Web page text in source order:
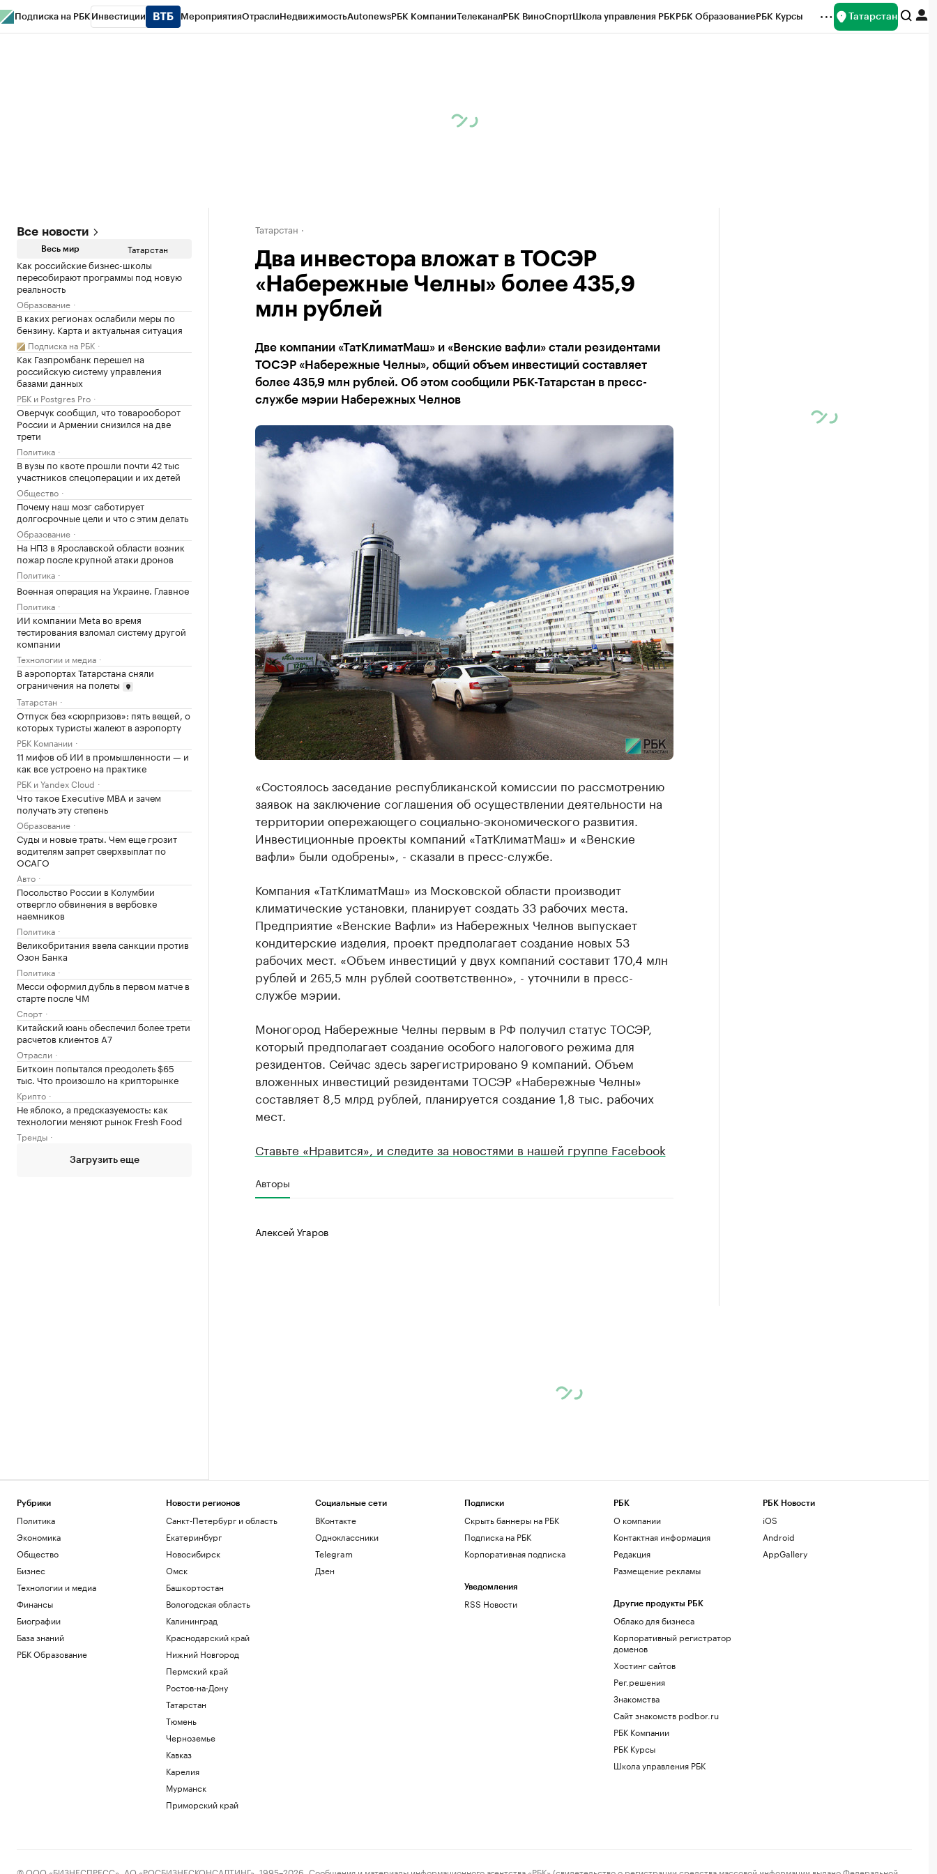
Подписка на РБК Инвестиции МероприятияОтраслиНедвижимостьAutonewsРБК КомпанииТелеканалРБК ВиноСпортШкола управления РБКРБК ОбразованиеРБК Курсы Татарстан
Все новости
Весь мир Татарстан
Как российские бизнес-школы
пересобирают программы под новую
реальность
Образование
В каких регионах ослабили меры по
бензину. Карта и актуальная ситуация
Подписка на РБК
Как Газпромбанк перешел на
российскую систему управления
базами данных
РБК и Postgres Pro
Оверчук сообщил, что товарооборот
России и Армении снизился на две
трети
Политика
В вузы по квоте прошли почти 42 тыс
участников спецоперации и их детей
Общество
Почему наш мозг саботирует
долгосрочные цели и что с этим делать
Образование
На НПЗ в Ярославской области возник
пожар после крупной атаки дронов
Политика
Военная операция на Украине. Главное
Политика
ИИ компании Meta во время
тестирования взломал систему другой
компании
Технологии и медиа
В аэропортах Татарстана сняли
ограничения на полеты
Татарстан
Отпуск без «сюрпризов»: пять вещей, о
которых туристы жалеют в аэропорту
РБК Компании
11 мифов об ИИ в промышленности — и
как все устроено на практике
РБК и Yandex Cloud
Что такое Executive MBA и зачем
получать эту степень
Образование
Суды и новые траты. Чем еще грозит
водителям запрет сверхвыплат по
ОСАГО
Авто
Посольство России в Колумбии
отвергло обвинения в вербовке
наемников
Политика
Великобритания ввела санкции против
Озон Банка
Политика
Месси оформил дубль в первом матче в
старте после ЧМ
Спорт
Китайский юань обеспечил более трети
расчетов клиентов А7
Отрасли
Биткоин попытался преодолеть $65
тыс. Что произошло на крипторынке
Крипто
Не яблоко, а предсказуемость: как
технологии меняют рынок Fresh Food
Тренды
Загрузить еще
Татарстан
Два инвестора вложат в ТОСЭР
«Набережные Челны» более 435,9
млн рублей
Две компании «ТатКлиматМаш» и «Венские вафли» стали резидентами
ТОСЭР «Набережные Челны», общий объем инвестиций составляет
более 435,9 млн рублей. Об этом сообщили РБК-Татарстан в пресс-
службе мэрии Набережных Челнов
«Состоялось заседание республиканской комиссии по рассмотрению
заявок на заключение соглашения об осуществлении деятельности на
территории опережающего социально-экономического развития.
Инвестиционные проекты компаний «ТатКлиматМаш» и «Венские
вафли» были одобрены», - сказали в пресс-службе.
Компания «ТатКлиматМаш» из Московской области производит
климатические установки, планирует создать 33 рабочих места.
Предприятие «Венские Вафли» из Набережных Челнов выпускает
кондитерские изделия, проект предполагает создание новых 53
рабочих мест. «Объем инвестиций у двух компаний составит 170,4 млн
рублей и 265,5 млн рублей соответственно», - уточнили в пресс-
службе мэрии.
Моногород Набережные Челны первым в РФ получил статус ТОСЭР,
который предполагает создание особого налогового режима для
резидентов. Сейчас здесь зарегистрировано 9 компаний. Объем
вложенных инвестиций резидентами ТОСЭР «Набережные Челны»
составляет 8,5 млрд рублей, планируется создание 1,8 тыс. рабочих
мест.
Ставьте «Нравится», и следите за новостями в нашей группе Facebook
Авторы
Алексей Угаров
Рубрики
Политика
Экономика
Общество
Бизнес
Технологии и медиа
Финансы
Биографии
База знаний
РБК Образование
Новости регионов
Санкт-Петербург и область
Екатеринбург
Новосибирск
Омск
Башкортостан
Вологодская область
Калининград
Краснодарский край
Нижний Новгород
Пермский край
Ростов-на-Дону
Татарстан
Тюмень
Черноземье
Кавказ
Карелия
Мурманск
Приморский край
Социальные сети
ВКонтакте
Одноклассники
Telegram
Дзен
Подписки
Скрыть баннеры на РБК
Подписка на РБК
Корпоративная подписка
Уведомления
RSS Новости
РБК
О компании
Контактная информация
Редакция
Размещение рекламы
Другие продукты РБК
Облако для бизнеса
Корпоративный регистратор
доменов
Хостинг сайтов
Рег.решения
Знакомства
Сайт знакомств podbor.ru
РБК Компании
РБК Курсы
Школа управления РБК
РБК Новости
iOS
Android
AppGallery